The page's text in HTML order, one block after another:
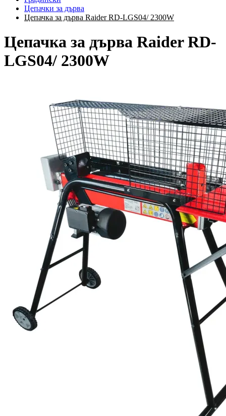
Цепачки за дърва
Цепачка за дърва Raider RD-LGS04/ 2300W
Цепачка за дърва Raider RD-
LGS04/ 2300W